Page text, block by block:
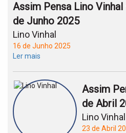
Assim Pensa Lino
de Junho 2025
Lino Vinhal
16 de Junho 2025
Ler mais
Assim
de Abril
Lino Vinhal
23 de Abril